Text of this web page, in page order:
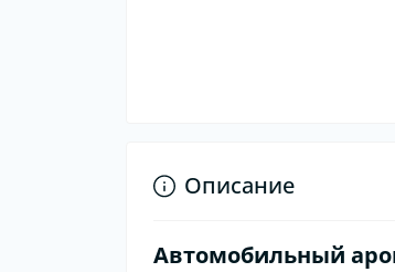
Описание
Автомобильный